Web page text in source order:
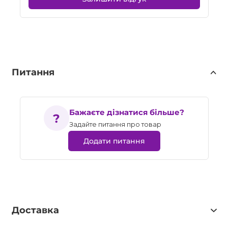
Питання
Бажаєте дізнатися більше?
Задайте питання про товар
Додати питання
Доставка